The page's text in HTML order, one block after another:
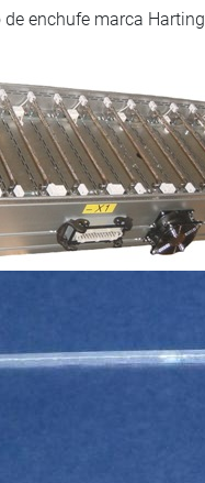
enchufe marca Harting